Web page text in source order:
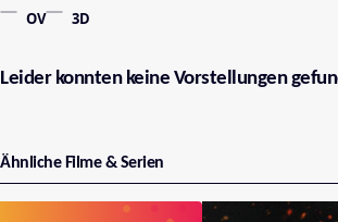
OV 3D
Leider konnten keine Vorstellungen
Ähnliche Filme & Serien